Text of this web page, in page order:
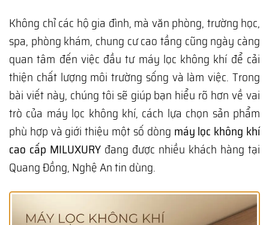
Không chỉ các hộ gia đình, mà văn phòng, trường học,
spa, phòng khám, chung cư cao tầng cũng ngày càng
quan tâm đến việc đầu tư máy lọc không khí để cải
thiện chất lượng môi trường sống và làm việc. Trong
bài viết này, chúng tôi sẽ giúp bạn hiểu rõ hơn về vai
trò của máy lọc không khí, cách lựa chọn sản phẩm
phù hợp và giới thiệu một số dòng máy lọc không khí
cao cấp MILUXURY đang được nhiều khách hàng tại
Quang Đồng, Nghệ An tin dùng.